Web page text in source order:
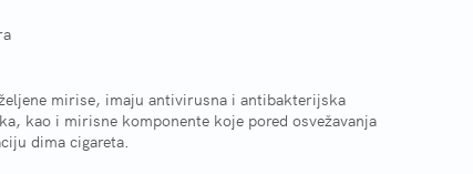
mirise, imaju antivirusna i antibakterijska
kao i mirisne komponente koje pored osvežavanja
dima cigareta.